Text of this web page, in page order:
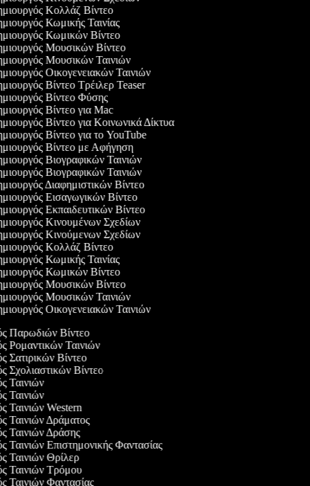
Κολλάζ Βίντεο
Κωμικής Ταινίας
Κωμικών Βίντεο
Μουσικών Βίντεο
Μουσικών Ταινιών
Οικογενειακών Ταινιών
Βίντεο Τρέιλερ Teaser
Βίντεο Φύσης
Βίντεο για Mac
Βίντεο για Κοινωνικά Δίκτυα
Βίντεο για το YouTube
Βίντεο με Αφήγηση
Βιογραφικών Ταινιών
Βιογραφικών Ταινιών
Διαφημιστικών Βίντεο
Εισαγωγικών Βίντεο
Εκπαιδευτικών Βίντεο
Κινουμένων Σχεδίων
Κινούμενων Σχεδίων
Κολλάζ Βίντεο
Κωμικής Ταινίας
Κωμικών Βίντεο
Μουσικών Βίντεο
Μουσικών Ταινιών
Οικογενειακών Ταινιών
Παρωδιών Βίντεο
Ρομαντικών Ταινιών
Σατιρικών Βίντεο
Σχολιαστικών Βίντεο
Ταινιών
Ταινιών
Ταινιών Western
Ταινιών Δράματος
Ταινιών Δράσης
Ταινιών Επιστημονικής Φαντασίας
Ταινιών Θρίλερ
Ταινιών Τρόμου
Ταινιών Φαντασίας